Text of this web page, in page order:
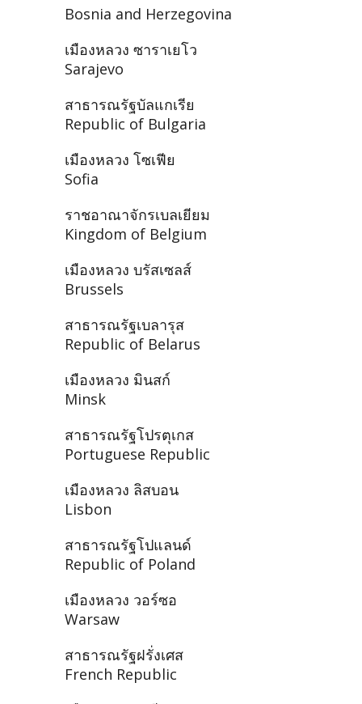
Bosnia and Herzegovina
เมืองหลวง ซาราเยโว
Sarajevo
สาธารณรัฐบัลแกเรีย
Republic of Bulgaria
เมืองหลวง โซเฟีย
Sofia
ราชอาณาจักรเบลเยียม
Kingdom of Belgium
เมืองหลวง บรัสเซลส์
Brussels
สาธารณรัฐเบลารุส
Republic of Belarus
เมืองหลวง มินสก์
Minsk
สาธารณรัฐโปรตุเกส
Portuguese Republic
เมืองหลวง ลิสบอน
Lisbon
สาธารณรัฐโปแลนด์
Republic of Poland
เมืองหลวง วอร์ซอ
Warsaw
สาธารณรัฐฝรั่งเศส
French Republic